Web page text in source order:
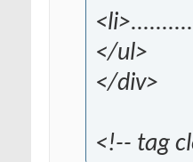
</ul>
</div>
<!-- tag